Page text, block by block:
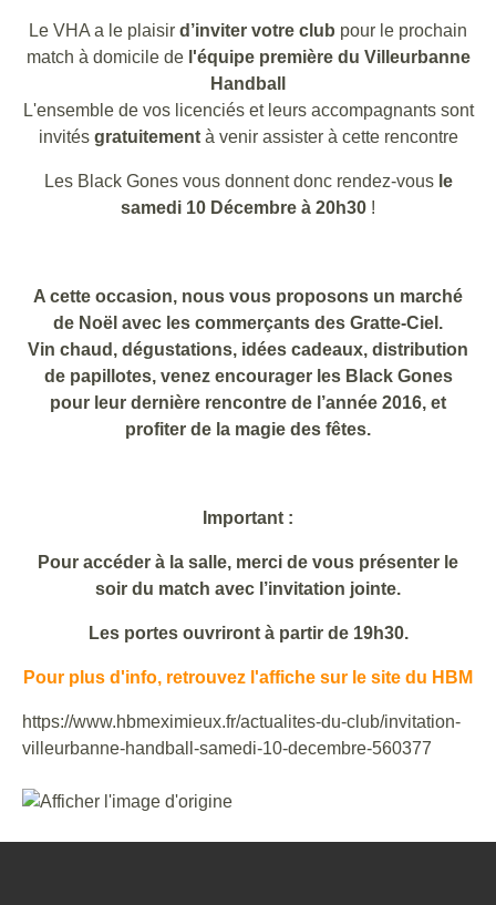
Le VHA a le plaisir d’inviter votre club pour le prochain
match à domicile de l'équipepremière du Villeurbanne
Handball
L'ensemble de vos licenciés et leurs accompagnants sont
invités gratuitementà venir assister à cette rencontre
Les Black Gones vous donnent donc rendez-vous le
samedi 10 Décembre à 20h30 !
A cette occasion, nous vous proposons un marché
de Noël avec les commerçants des Gratte-Ciel.
Vin chaud, dégustations, idées cadeaux, distribution
de papillotes, venez encourager les Black Gones
pour leur dernière rencontre de l’année 2016, et
profiter de la magie des fêtes.
Important :
Pour accéder à la salle, merci de vous présenter le
soir du match avec l’invitation jointe.
Les portes ouvriront à partir de 19h30.
Pour plus d'info, retrouvez l'affiche sur le site du HBM
https://www.hbmeximieux.fr/actualites-du-club/invitation-
villeurbanne-handball-samedi-10-decembre-560377